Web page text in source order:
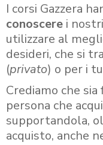
I corsi Gazzera
conoscere i
utilizzare al
desideri, che si
(privato) o per i
Crediamo che
persona che
supportandola,
acquisto, anche